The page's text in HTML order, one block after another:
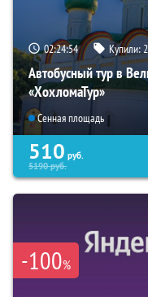
02:24:53 Купили:2
Автобусный тур в
«ХохломаТур»
Сенная площадь
510 руб.
5190руб.
-100%